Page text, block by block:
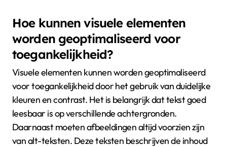
Hoe kunnen visuele elementen
worden geoptimaliseerd voor
toegankelijkheid?
Visuele elementen kunnen worden geoptimaliseerd
voor toegankelijkheid door het gebruik van duidelijke
kleuren en contrast. Het is belangrijk dat tekst goed
leesbaar is op verschillende achtergronden.
Daarnaast moeten afbeeldingen altijd voorzien zijn
van alt-teksten. Deze teksten beschrijven de inhoud